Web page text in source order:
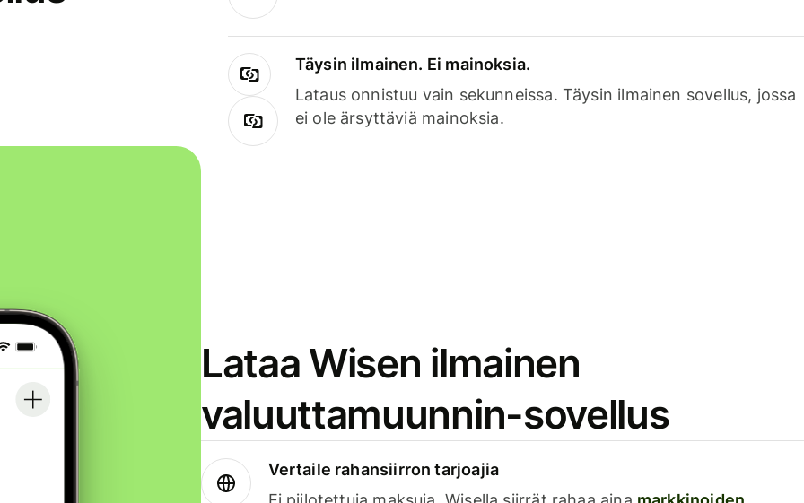
Täysin ilmainen. Ei mainoksia.
Lataus onnistuu vain sekunneissa. Täysin ilmainen sovellus, jossa
ei ole ärsyttäviä mainoksia.
Lataa Wisen ilmainen
valuuttamuunnin-sovellus
Vertaile rahansiirron tarjoajia